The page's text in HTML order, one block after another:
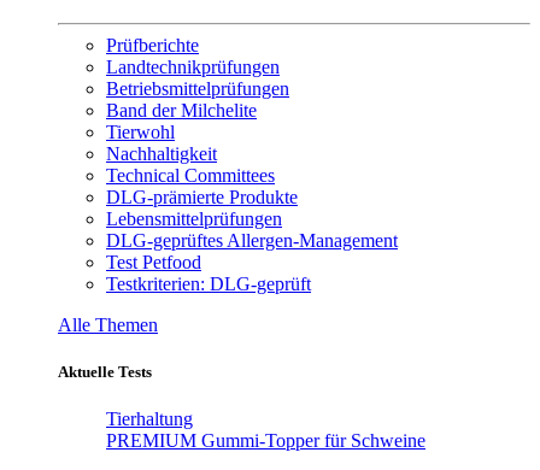
Prüfberichte
Landtechnikprüfungen
Betriebsmittelprüfungen
Band der Milchelite
Tierwohl
Nachhaltigkeit
Technical Committees
DLG-prämierte Produkte
Lebensmittelprüfungen
DLG-geprüftes Allergen-Management
Test Petfood
Testkriterien: DLG-geprüft
Alle Themen
Aktuelle Tests
Tierhaltung
PREMIUM Gummi-Topper für Schweine